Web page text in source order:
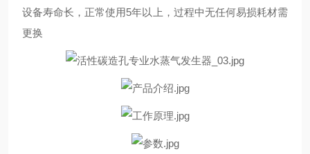
设备寿命长，正常使用5年以上，过程中无任何易损耗材需
更换